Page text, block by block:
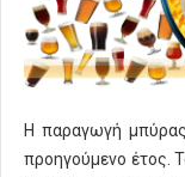
Η παραγωγή
προηγούμενο έτος.